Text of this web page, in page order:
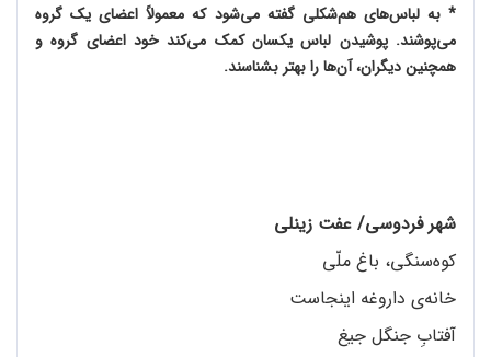
* به لباس‌های هم‌شکلی گفته می‌شود که معمولاً اعضای یک گروه
می‌پوشند. پوشیدن لباس یکسان کمک می‌کند خود اعضای گروه و
همچنین دیگران، آن‌ها را بهتر بشناسند.
شهر فردوسی/ عفت زینلی
کوه‌سنگی، باغ ملّی
خانه‌ی داروغه اینجاست
آفتابِ جنگل جیغ